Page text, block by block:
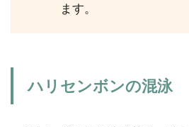
ます。
ハリセンボンの混泳